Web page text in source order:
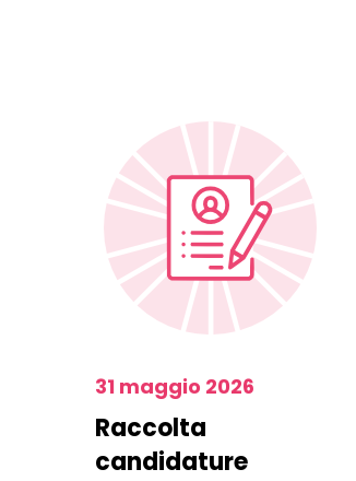
31 maggio 2026
Raccolta
candidature